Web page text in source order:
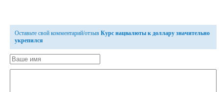
Оставьте свой комментарий/отзыв Курс нацвалюты к доллару значительно
укрепился